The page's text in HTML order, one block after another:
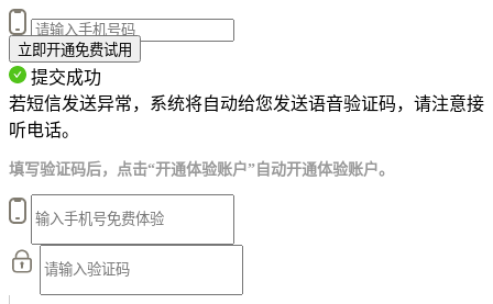
立即开通免费试用
提交成功
若短信发送异常，系统将自动给您发送语音验证码，请注意接
听电话。
填写验证码后，点击“开通体验账户”自动开通体验账户。